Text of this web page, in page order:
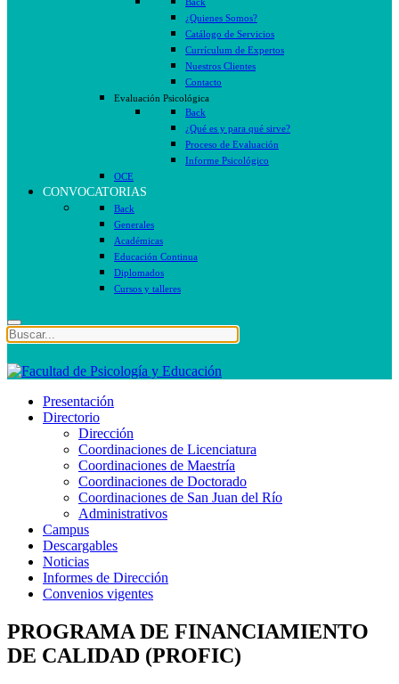
¿Quienes Somos?
Catálogo de Servicios
Currículum de Expertos
Nuestros Clientes
Contacto
Evaluación Psicológica
Back
¿Qué es y para qué sirve?
Proceso de Evaluación
Informe Psicológico
OCE
CONVOCATORIAS
Back
Generales
Académicas
Educación Continua
Diplomados
Cursos y talleres
Presentación
Directorio
Dirección
Coordinaciones de Licenciatura
Coordinaciones de Maestría
Coordinaciones de Doctorado
Coordinaciones de San Juan del Río
Administrativos
Campus
Descargables
Noticias
Informes de Dirección
Convenios vigentes
PROGRAMA DE FINANCIAMIENTO
DE CALIDAD (PROFIC)